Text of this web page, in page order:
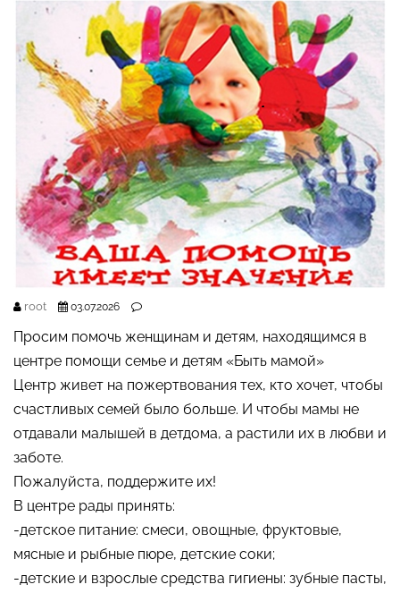
root 03.07.2026
Просим помочь женщинам и детям, находящимся в
центре помощи семье и детям «Быть мамой»
Центр живет на пожертвования тех, кто хочет, чтобы
счастливых семей было больше. И чтобы мамы не
отдавали малышей в детдома, а растили их в любви и
заботе.
Пожалуйста, поддержите их!
В центре рады принять:
-детское питание: смеси, овощные, фруктовые,
мясные и рыбные пюре, детские соки;
-детские и взрослые средства гигиены: зубные пасты,